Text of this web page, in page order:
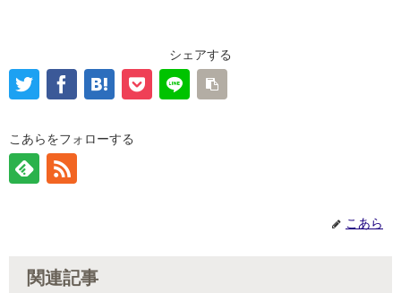
シェアする
こあらをフォローする
こあら
関連記事